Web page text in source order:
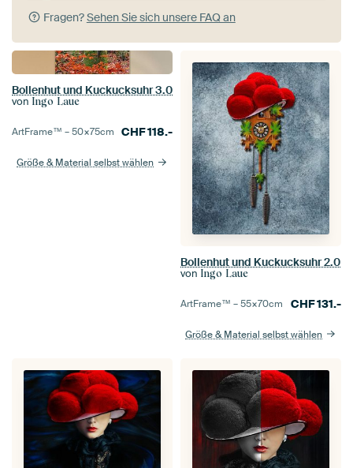
Fragen?Sehen Sie sich unsere FAQ an
Bollenhut und Kuckucksuhr 3.0
von Ingo Laue
ArtFrame™ –50×75cm CHF118.-
Größe & Material selbst wählen
Bollenhut und Kuckucksuhr 2.0
von Ingo Laue
ArtFrame™ –55×70cm CHF131.-
Größe & Material selbst wählen